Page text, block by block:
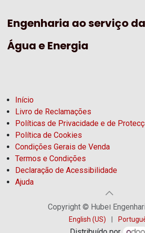
Engenharia ao serviço da
Água e Energia
Início
Livro de Reclamações
Políticas de Privacidade e de
Política de Cookies
Condições Gerais de Venda
Termos e Condições
Declaração de Acessibilidade
Ajuda
Copyright © Hubel
English (US)